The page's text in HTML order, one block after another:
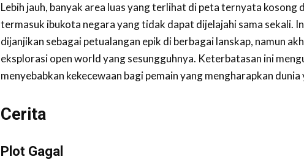
Lebih jauh, banyak area luas yang terlihat di peta ternyata
termasuk ibukota negara yang tidak dapat dijelajahi sama sekali.
dijanjikan sebagai petualangan epik di berbagai lanskap, namun
eksplorasi open world yang sesungguhnya. Keterbatasan ini
menyebabkan kekecewaan bagi pemain yang mengharapkan
Cerita
Plot Gagal